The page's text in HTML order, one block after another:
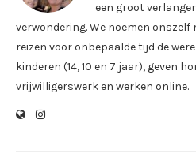
een groot
verwondering. We noemen onszelf
reizen voor onbepaalde tijd de
kinderen (14, 10 en 7 jaar), geven
vrijwilligerswerk en werken online.